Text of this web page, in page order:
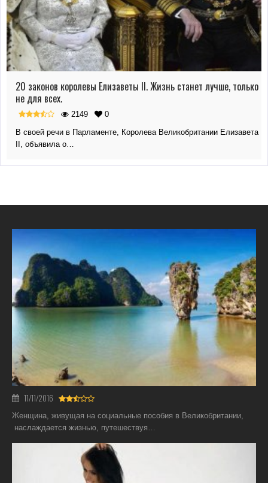
20 законов королевы Елизаветы II. Жизнь станет лучше, только
не для всех.
2149
0
В своей речи в Парламенте, Королева Великобритании Елизавета
II, объявила о…
11/11/2016
Женщина, живущая на социальные пособия в Великобритании,
наслаждается жизнью, путешествуя…